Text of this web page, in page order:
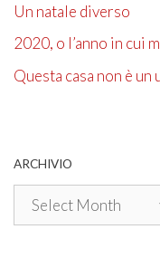
Un natale diverso
2020, o l’anno in cui
Questa casa non è un
ARCHIVIO
Archivio